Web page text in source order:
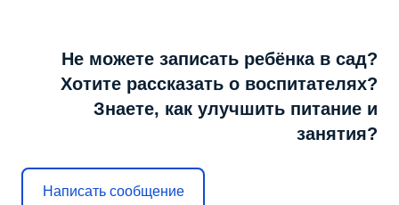
Не можете записать ребёнка в сад?
Хотите рассказать о воспитателях?
Знаете, как улучшить питание и
занятия?
Написать сообщение